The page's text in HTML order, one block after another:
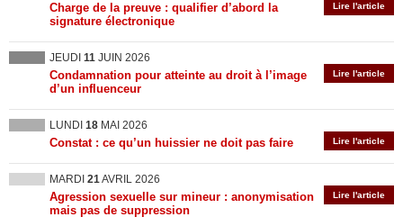
Lire l'article
Charge de la preuve : qualifier d’abord la
signature électronique
JEUDI 11 JUIN 2026
Lire l'article
Condamnation pour atteinte au droit à l’image
d’un influenceur
LUNDI 18 MAI 2026
Lire l'article
Constat : ce qu’un huissier ne doit pas faire
MARDI 21AVRIL 2026
Lire l'article
Agression sexuelle sur mineur : anonymisation
mais pas de suppression